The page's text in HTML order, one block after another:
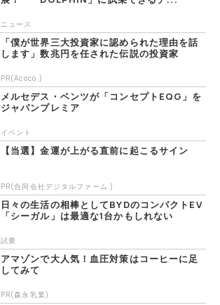
ニュース
「僕が世界三大投資家に認められた理由を話
します」数兆円を任された伝説の投資家
PR(Acoco.)
メルセデス・ベンツが「コンセプトEQG」を
ジャパンプレミア
イベント
【当選】金運が上がる直前に起こるサイン
PR(合同会社デジタルファーム )
日々の生活の相棒としてBYDのコンパクトEV
「シーガル」は最適な1台かもしれない
試乗
アマゾンで大人気！血圧対策はコーヒーに足
してみて
PR(森永乳業)